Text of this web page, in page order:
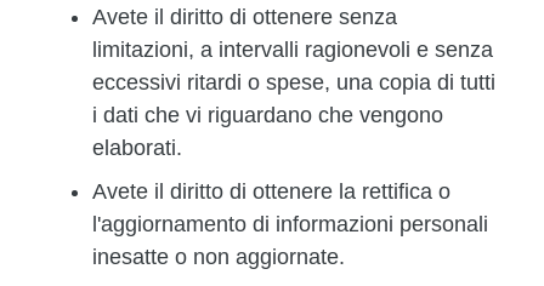
Avete il diritto di ottenere senza
limitazioni, a intervalli ragionevoli e senza
eccessivi ritardi o spese, una copia di tutti
i dati che vi riguardano che vengono
elaborati.
Avete il diritto di ottenere la rettifica o
l'aggiornamento di informazioni personali
inesatte o non aggiornate.